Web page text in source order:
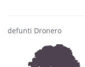
defunti Dronero